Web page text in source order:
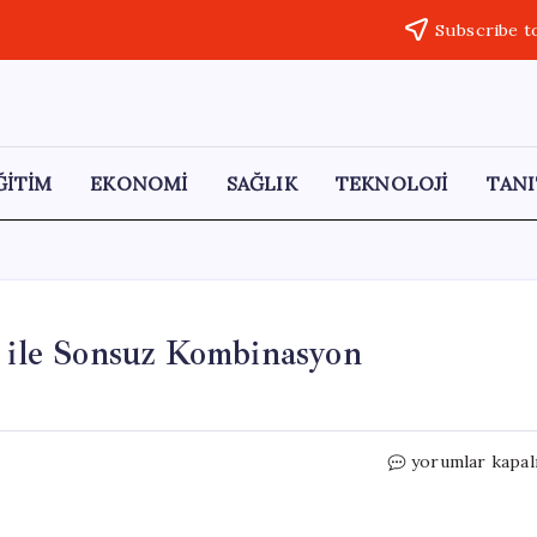
Subscribe
EKONOMİ SAĞLIK TEKNOLOJİ
Sonsuz Kombinasyon
Modada
yorumlar